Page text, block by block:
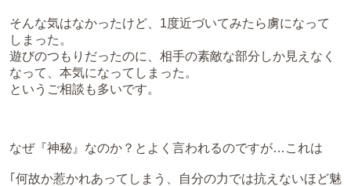
そんな気はなかったけど、1度近づいてみたら虜になって
しまった。
遊びのつもりだったのに、相手の素敵な部分しか見えなく
なって、本気になってしまった。
というご相談も多いです。
なぜ『神秘』なのか？とよく言われるのですが…これは
｢何故か惹かれあってしまう、自分の力では抗えないほど魅